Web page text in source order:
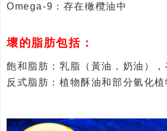
Omega-9：存在橄欖油中
壞的脂肪包括：
飽和脂肪：乳脂（黃油，奶油）
反式脂肪：植物酥油和部分氫化植